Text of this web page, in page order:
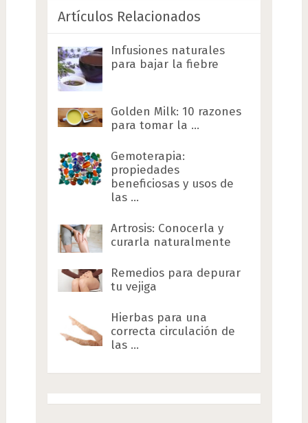
Artículos Relacionados
Infusiones naturales
para bajar la fiebre
Golden Milk: 10 razones
para tomar la …
Gemoterapia:
propiedades
beneficiosas y usos de
las …
Artrosis: Conocerla y
curarla naturalmente
Remedios para depurar
tu vejiga
Hierbas para una
correcta circulación de
las …